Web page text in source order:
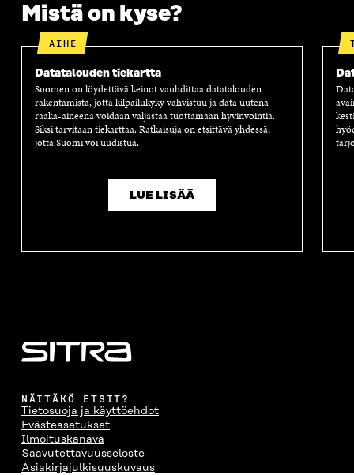
Mistä on kyse?
AIHE
Datatalouden tiekartta
Suomen on löydettävä keinot vauhdittaa datatalouden
rakentamista, jotta kilpailukyky vahvistuu ja data uutena
raaka-aineena voidaan valjastaa tuottamaan hyvinvointia.
Siksi tarvitaan tiekarttaa. Ratkaisuja on etsittävä yhdessä,
jotta Suomi voi uudistua.
LUE LISÄÄ
NÄITÄKÖ ETSIT?
Tietosuoja ja käyttöehdot
Evästeasetukset
Ilmoituskanava
Saavutettavuusseloste
Asiakirjajulkisuuskuvaus